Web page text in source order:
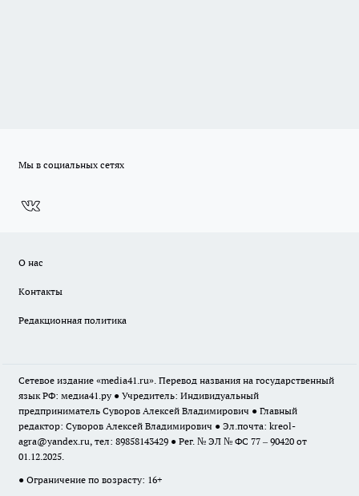
Мы в социальных сетях
О нас
Контакты
Редакционная политика
Сетевое издание «media41.ru». Перевод названия на государственный
язык РФ: медиа41.ру ● Учредитель: Индивидуальный
предприниматель Суворов Алексей Владимирович ● Главный
редактор: Суворов Алексей Владимирович ● Эл.почта: kreol-
agra@yandex.ru, тел: 89858143429 ● Рег. № ЭЛ № ФС 77 – 90420 от
01.12.2025.
● Ограничение по возрасту: 16+